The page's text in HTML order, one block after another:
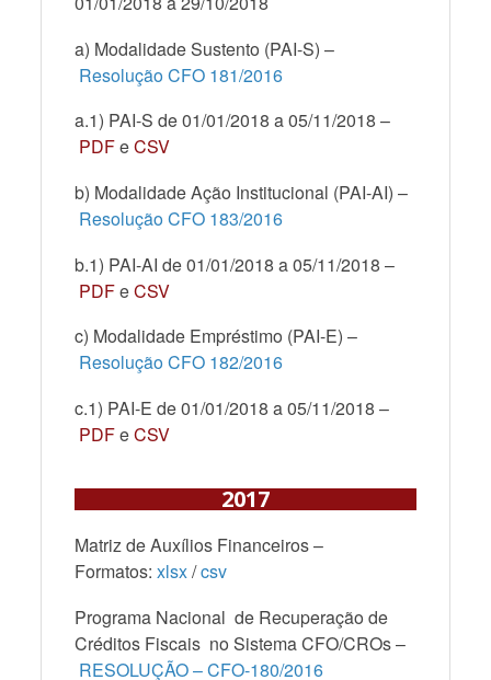
a) Modalidade Sustento (PAI-S) –
Resolução CFO 181/2016
a.1) PAI-S de 01/01/2018 a 05/11/2018 –
PDFeCSV
b) Modalidade Ação Institucional (PAI-AI) –
Resolução CFO 183/2016
b.1) PAI-AI de 01/01/2018 a 05/11/2018 –
PDFeCSV
c) Modalidade Empréstimo (PAI-E) –
Resolução CFO 182/2016
c.1) PAI-E de 01/01/2018 a 05/11/2018 –
PDFeCSV
2017
Matriz de Auxílios Financeiros –
Formatos:xlsx/csv
Programa Nacional de Recuperação de
Créditos Fiscais no Sistema CFO/CROs –
RESOLUÇÃO – CFO-180/2016